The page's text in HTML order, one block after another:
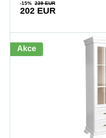
-15% 239 EUR
202 EUR
Akce